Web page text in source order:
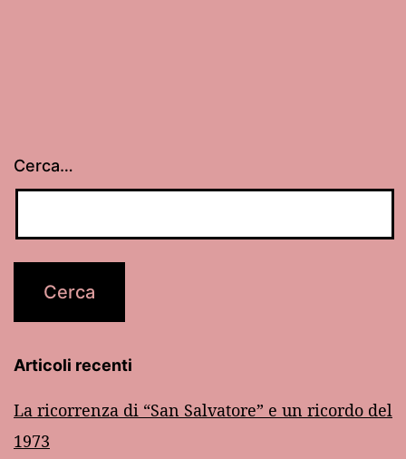
Cerca…
Articoli recenti
La ricorrenza di “San Salvatore” e un ricordo del
1973